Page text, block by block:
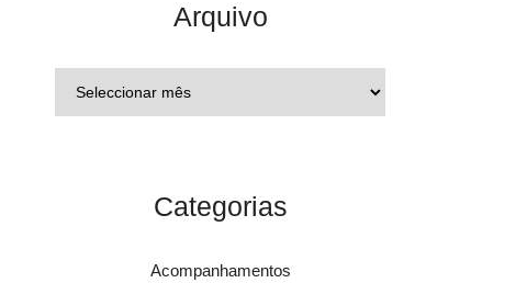
Arquivo
Categorias
Acompanhamentos